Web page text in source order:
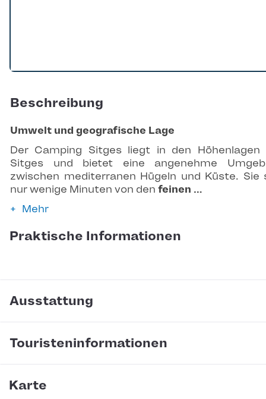
Beschreibung
Umwelt und geografische Lage
Der Camping Sitges liegt in den Höhenlagen
Sitges und bietet eine angenehme
zwischen mediterranen Hügeln und Küste. Sie
nur wenige Minuten von den feinen …
Mehr
Praktische Informationen
Ausstattung
Touristeninformationen
Karte